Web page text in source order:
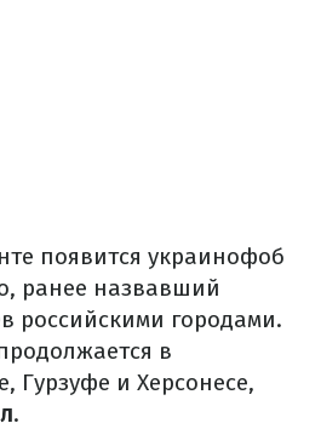
появится украинофоб
ранее назвавший
российскими городами.
в
Гурзуфе и Херсонесе,
.